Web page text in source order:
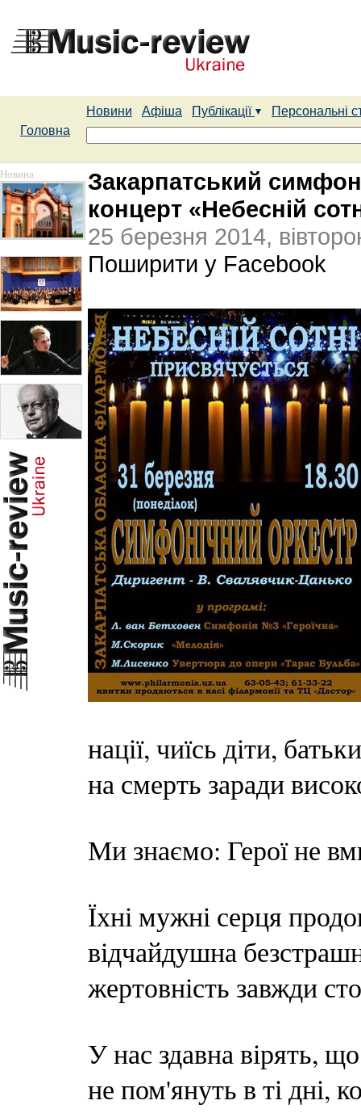
Новини Афіша Публікації
Персональні
Головна
Новина
Закарпатський
концерт «Небесній
25 березня 2014,
Поширити у Facebook
нації, чиїсь діти,
на смерть заради
Ми знаємо: Герої не
Їхні мужні серця
відчайдушна
жертовність завжди
У нас здавна вірять,
не пом'януть в ті дні,